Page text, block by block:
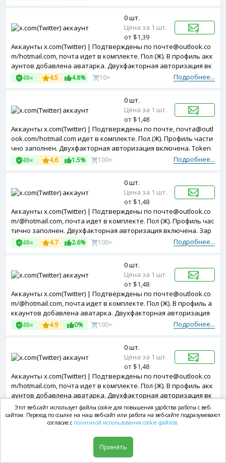
Аккаунты x.com(Twitter) | Подтверждены по почте@outlook.co
m/hotmail.com, почта идет в комплекте. Пол (Ж). В профиль акк
аунтов добавлена аватарка. Двухфакторная авторизация вк
лючена. Зарегистрированы с Poland ip.
Подробнее...
48ч 4.5 4.8% 10+
0 шт.
Цена за 1 шт.
от $1,39
Аккаунты x.com(Twitter) | Подтверждены по почте, почта@outl
ook.com/hotmail.com идет в комплекте. Пол (Ж). Профиль части
чно заполнен. Двухфакторная авторизация включена. Token
в комплекте. Зарегистрированы с USA ip.
Подробнее...
48ч 4.6 1.5% 100+
0 шт.
Цена за 1 шт.
от $1,48
Аккаунты x.com(Twitter) | Подтверждены по почте@outlook.co
m/@hotmail.com, почта идет в комплекте. Пол (Ж). Профиль час
тично заполнен. Двухфакторная авторизация включена. Зар
егистрированы с USA ip.
Подробнее...
48ч 4.7 2.6% 100+
0 шт.
Цена за 1 шт.
от $1,48
Аккаунты x.com(Twitter) | Подтверждены по почте@outlook.co
m/@hotmail.com, почта идет в комплекте. Пол (Ж). В профиль а
ккаунтов добавлена аватарка. Двухфакторная авторизация
включена. Зарегистрированы с MIX ip.
Подробнее...
48ч 4.9 0% 100+
0 шт.
Цена за 1 шт.
от $1,48
Аккаунты x.com(Twitter) | Подтверждены по почте@outlook.co
m/hotmail.com, почта идет в комплекте. Пол (Ж). В профиль акк
аунтов добавлена аватарка. Двухфакторная авторизация вк
лючена. Зарегистрированы с Italy ip.
Подробнее...
48ч 4.6 3.6% 10+
0 шт.
Цена за 1 шт.
от $1,48
Аккаунты x.com(Twitter) | Подтверждены по почте@outlook.co
Цена за 1 шт.
от $1,54
Этот веб-сайт использует файлы cookie для повышения удобства работы с веб-
сайтом. Переход по ссылке на наш веб-сайт или работа на веб-сайте подразумевают
согласие с политикой использования cookie файлов.
Принять